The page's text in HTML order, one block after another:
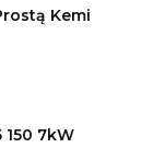
Kemi
150 7kW